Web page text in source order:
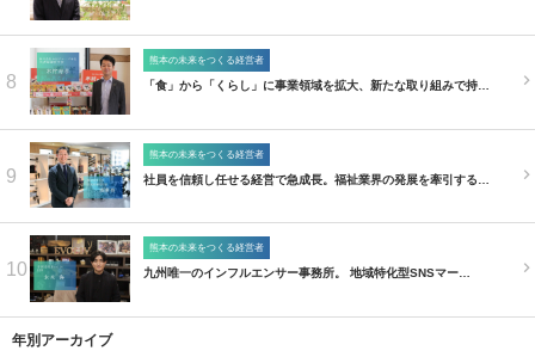
8
熊本の未来をつくる経営者
「食」から「くらし」に事業領域を拡大、新たな取り組みで持…
9
熊本の未来をつくる経営者
社員を信頼し任せる経営で急成長。福祉業界の発展を牽引する…
10
熊本の未来をつくる経営者
九州唯一のインフルエンサー事務所。 地域特化型SNSマー…
年別アーカイブ